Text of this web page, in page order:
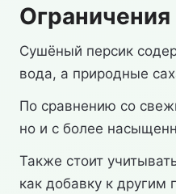
Сушёный персик
вода, а природные
По сравнению со
но и с более
Также стоит
как добавку к другим